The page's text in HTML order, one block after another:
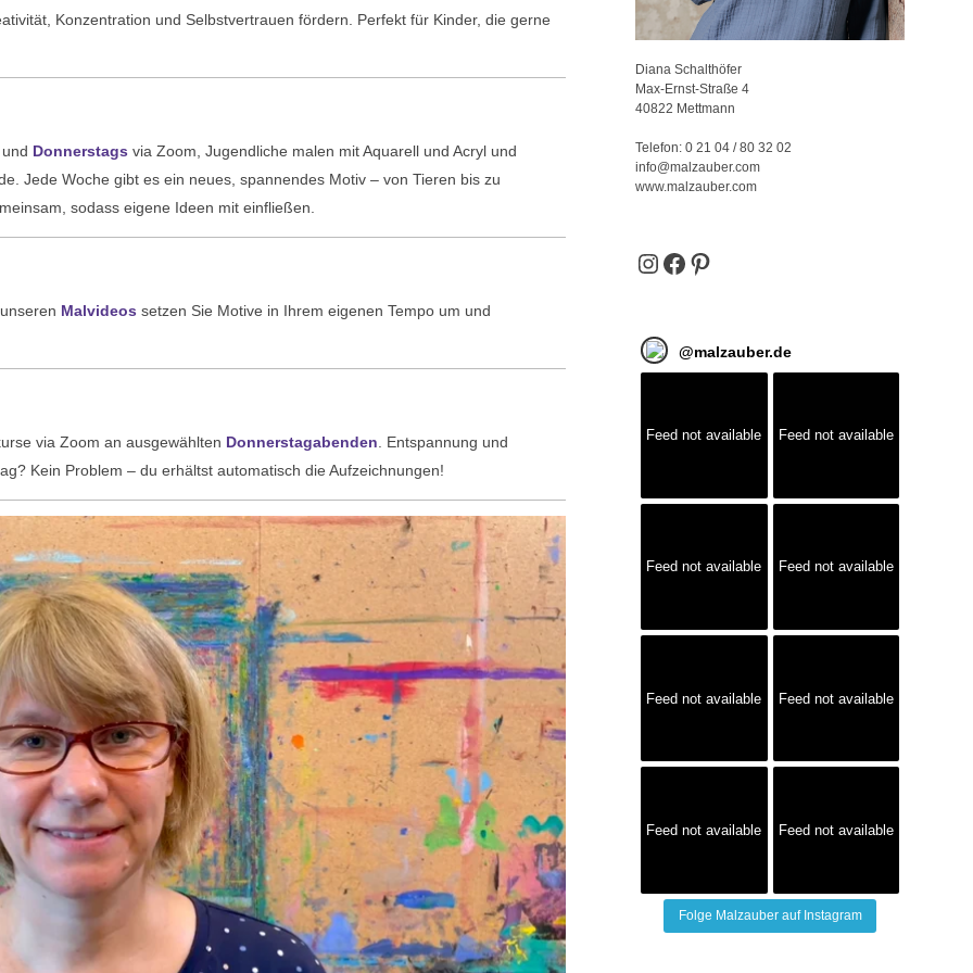
Konzentration und Selbstvertrauen fördern. Perfekt für Kinder, die gerne
Donnerstags via Zoom, Jugendliche malen mit Aquarell und Acryl und
Jede Woche gibt es ein neues, spannendes Motiv – von Tieren bis zu
sodass eigene Ideen mit einfließen.
Malvideos setzen Sie Motive in Ihrem eigenen Tempo um und
via Zoom an ausgewählten Donnerstagabenden . Entspannung und
Kein Problem – du erhältst automatisch die Aufzeichnungen!
Diana Schalthöfer
Max-Ernst-Straße 4
40822 Mettmann
Telefon:0 21 04 / 80 32 02
info@malzauber.com
www.malzauber.com
Instagram Facebook Pinterest
@malzauber.de
Feed not available Feed not available
Feed not available Feed not available
Feed not available Feed not available
Feed not available Feed not available
Folge Malzauber auf Instagram